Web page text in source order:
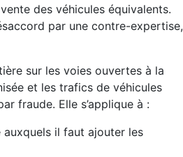
des véhicules équivalents.
par une contre-expertise,
sur les voies ouvertes à la
et les trafics de véhicules
fraude. Elle s’applique à :
auxquels il faut ajouter les